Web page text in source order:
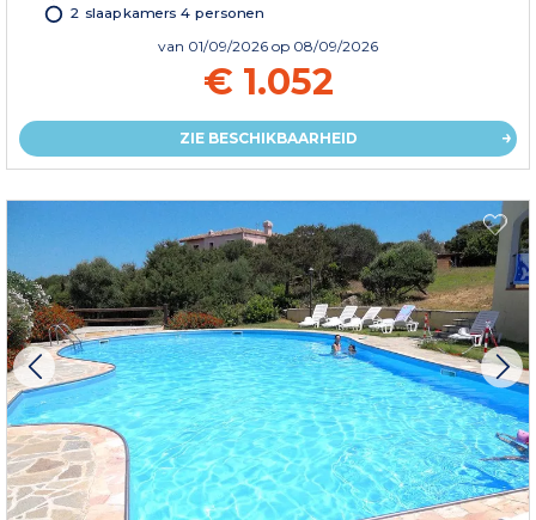
2 slaapkamers 4 personen
van 01/09/2026 op 08/09/2026
€ 1.052
ZIE BESCHIKBAARHEID